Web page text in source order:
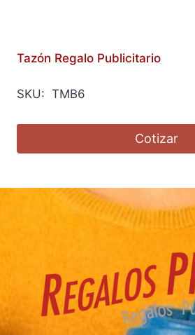
Tazón Regalo Publicitario
SKU: TMB6
Cotizar